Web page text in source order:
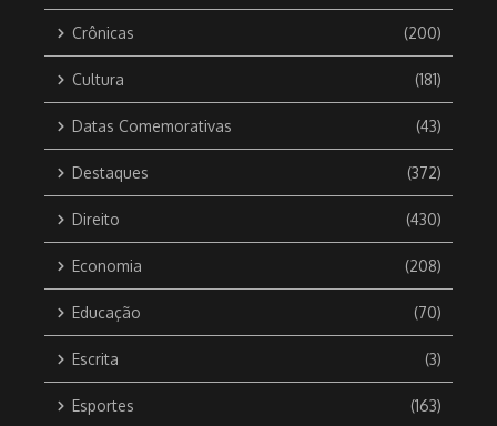
Crônicas (200)
Cultura (181)
Datas Comemorativas (43)
Destaques (372)
Direito (430)
Economia (208)
Educação (70)
Escrita (3)
Esportes (163)